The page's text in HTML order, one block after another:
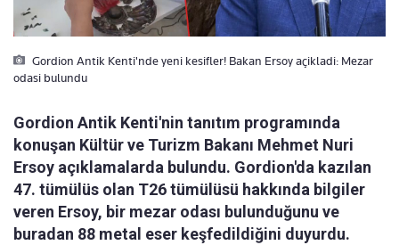
Gordion Antik Kenti'nde yeni kesifler! Bakan Ersoy açikladi: Mezar
odasi bulundu
Gordion Antik Kenti'nin tanıtım programında
konuşan Kültür ve Turizm Bakanı Mehmet Nuri
Ersoy açıklamalarda bulundu. Gordion'da kazılan
47. tümülüs olan T26 tümülüsü hakkında bilgiler
veren Ersoy, bir mezar odası bulunduğunu ve
buradan 88 metal eser keşfedildiğini duyurdu.